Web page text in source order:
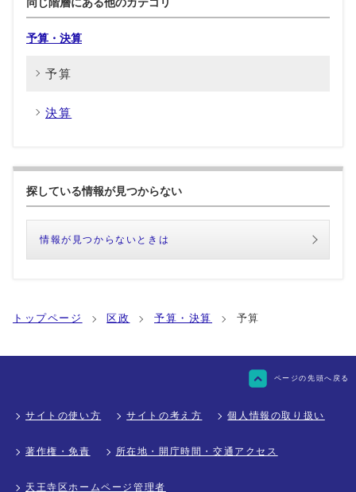
予算・決算
予算
決算
探している情報が見つからない
情報が見つからないときは
トップページ 区政 予算・決算 予算
ページの先頭へ戻る
サイトの使い方 サイトの考え方 個人情報の取り扱い
著作権・免責 所在地・開庁時間・交通アクセス
天王寺区ホームページ管理者